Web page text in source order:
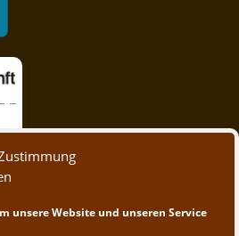
unsere Website und unseren Service